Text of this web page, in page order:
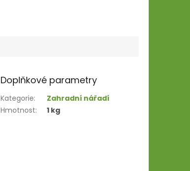
Doplňkové parametry
Kategorie:
Zahradní nářadí
Hmotnost: 1 kg